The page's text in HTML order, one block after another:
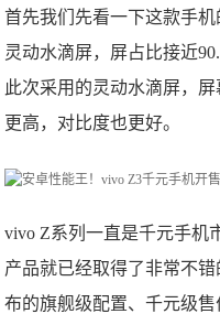
首先我们先看一下这款手
灵动水滴屏，屏占比接近
此次采用的灵动水滴屏，
更高，对比度也更好。
vivo Z系列一直是千元手机
产品就已经取得了非常不
布的旗舰级配置、千元级